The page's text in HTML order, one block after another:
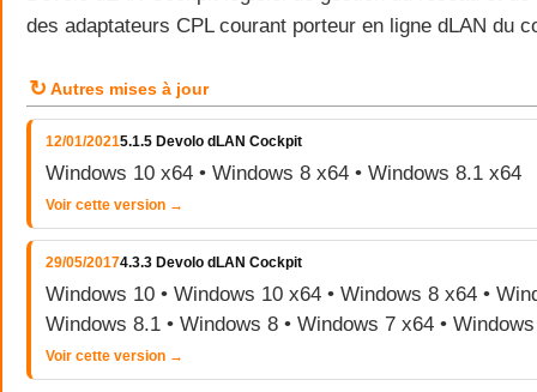
des adaptateurs CPL courant porteur en ligne dLAN du
↻ Autres mises à jour
12/01/20215.1.5 Devolo dLAN Cockpit
Windows 10 x64 • Windows 8 x64 • Windows 8.1 x64
Voir cette version →
29/05/20174.3.3 Devolo dLAN Cockpit
Windows 10 • Windows 10 x64 • Windows 8 x64 •
Windows 8.1 • Windows 8 • Windows 7 x64 •
Voir cette version →